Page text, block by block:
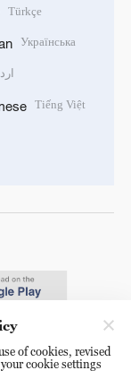
Türkçe
Українська
Tiếng Việt
of cookies, revised
cookie settings